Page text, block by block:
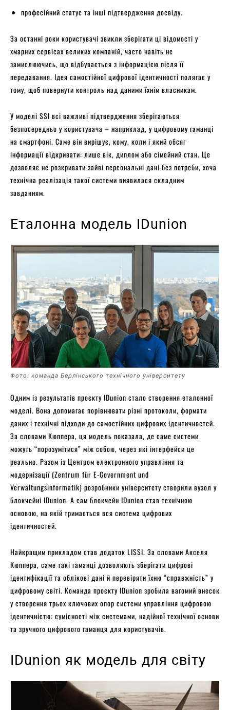
професійний статус та інші підтвердження досвіду.
За останні роки користувачі звикли зберігати ці відомості у
хмарних сервісах великих компаній, часто навіть не
замислюючись, що відбувається з інформацією після її
передавання. Ідея самостійної цифрової ідентичності полягає у
тому, щоб повернути контроль над даними їхнім власникам.
У моделі SSI всі важливі підтвердження зберігаються
безпосередньо у користувача – наприклад, у цифровому гаманці
на смартфоні. Саме він вирішує, кому, коли і який обсяг
інформації відкривати: лише вік, диплом або сімейний стан. Це
дозволяє не розкривати зайві персональні дані без потреби, хоча
технічна реалізація такої системи виявилася складним
завданням.
Еталонна модель IDunion
Фото: команда Берлінського технічного університету
Одним із результатів проєкту IDunion стало створення еталонної
моделі. Вона допомагає порівнювати різні протоколи, формати
даних і технічні підходи до самостійних цифрових ідентичностей.
За словами Кюппера, ця модель показала, де саме системи
можуть “порозумітися” між собою, через які інтерфейси це
реально. Разом із Центром електронного управління та
модернізації (Zentrum für E-Government und
Verwaltungsinformatik) розробники університету створили вузол у
блокчейні IDunion. А сам блокчейн IDunion став технічною
основою, на якій тримається вся система цифрових
ідентичностей.
Найкращим прикладом став додаток LISSI. За словами Акселя
Кюппера, саме такі гаманці дозволяють зберігати цифрові
ідентифікації та облікові дані й перевіряти їхню “справжність” у
цифровому світі. Команда проєкту IDunion зробила вагомий внесок
у створення трьох ключових опор системи управління цифровою
ідентичністю: сумісності між системами, надійної технічної основи
та зручного цифрового гаманця для користувачів.
IDunion як модель для світу